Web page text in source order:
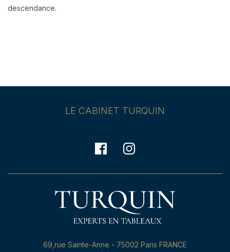
descendance.
LE CABINET TURQUIN
69,rue Sainte-Anne - 75002 Paris FRANCE